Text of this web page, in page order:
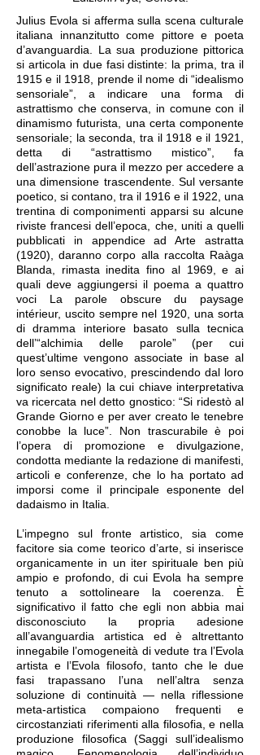
Julius Evola si afferma sulla scena culturale
italiana innanzitutto come pittore e poeta
d’avanguardia. La sua produzione pittorica
si articola in due fasi distinte: la prima, tra il
1915 e il 1918, prende il nome di “idealismo
sensoriale”, a indicare una forma di
astrattismo che conserva, in comune con il
dinamismo futurista, una certa componente
sensoriale; la seconda, tra il 1918 e il 1921,
detta di “astrattismo mistico”, fa
dell’astrazione pura il mezzo per accedere a
una dimensione trascendente. Sul versante
poetico, si contano, tra il 1916 e il 1922, una
trentina di componimenti apparsi su alcune
riviste francesi dell’epoca, che, uniti a quelli
pubblicati in appendice ad Arte astratta
(1920), daranno corpo alla raccolta Raàga
Blanda, rimasta inedita fino al 1969, e ai
quali deve aggiungersi il poema a quattro
voci La parole obscure du paysage
intérieur, uscito sempre nel 1920, una sorta
di dramma interiore basato sulla tecnica
dell’“alchimia delle parole” (per cui
quest’ultime vengono associate in base al
loro senso evocativo, prescindendo dal loro
significato reale) la cui chiave interpretativa
va ricercata nel detto gnostico: “Si ridestò al
Grande Giorno e per aver creato le tenebre
conobbe la luce”. Non trascurabile è poi
l’opera di promozione e divulgazione,
condotta mediante la redazione di manifesti,
articoli e conferenze, che lo ha portato ad
imporsi come il principale esponente del
dadaismo in Italia.
L’impegno sul fronte artistico, sia come
facitore sia come teorico d’arte, si inserisce
organicamente in un iter spirituale ben più
ampio e profondo, di cui Evola ha sempre
tenuto a sottolineare la coerenza. È
significativo il fatto che egli non abbia mai
disconosciuto la propria adesione
all’avanguardia artistica ed è altrettanto
innegabile l’omogeneità di vedute tra l’Evola
artista e l’Evola filosofo, tanto che le due
fasi trapassano l’una nell’altra senza
soluzione di continuità — nella riflessione
meta-artistica compaiono frequenti e
circostanziati riferimenti alla filosofia, e nella
produzione filosofica (Saggi sull’idealismo